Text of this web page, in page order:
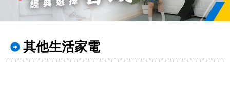
其他生活家電